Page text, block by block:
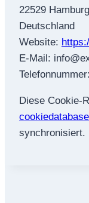
22529 Hamburg
Deutschland
Website:
E-Mail: info@
Diese Cookie-
synchronisiert.